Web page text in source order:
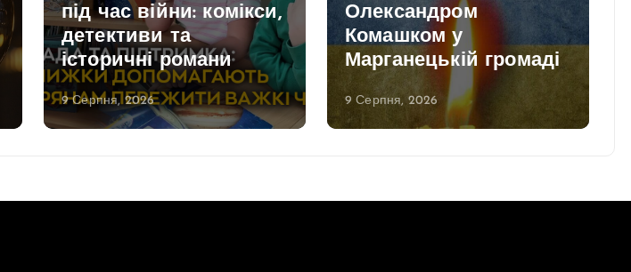
під час війни: комікси,
детективи та
історичні романи
9 Серпня, 2026
Олександром
Комашком у
Марганецькій громаді
9 Серпня, 2026